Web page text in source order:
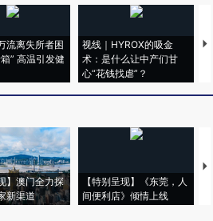
流离失所者困
” 高温引发健
视线｜HYROX的吸金
术：是什么让中产们甘
心“花钱找虐”？
】澳门全力探
新渠道
【特别呈现】《东莞，人
间便利店》倾情上线